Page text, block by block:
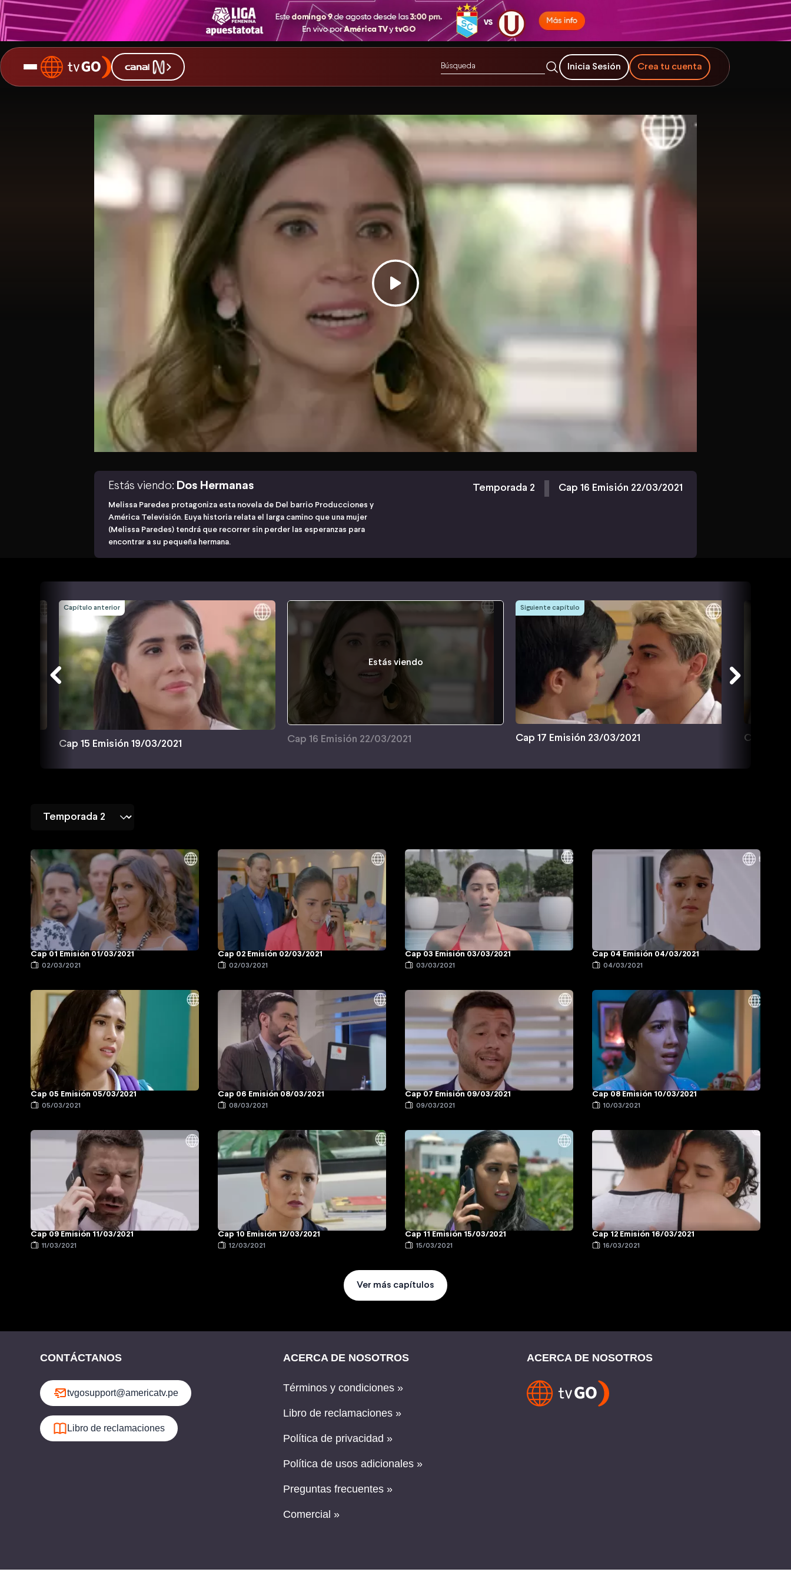
Inicia Sesión Crea tu cuenta
Estás viendo: Dos Hermanas
Melissa Paredes protagoniza esta novela de Del barrio Producciones y
América Televisión. Euya historia relata el larga camino que una mujer
(Melissa Paredes) tendrá que recorrer sin perder las esperanzas para
encontrar a su pequeña hermana.
Temporada 2 Cap 16 Emisión 22/03/2021
Capítulo anterior
Cap 15 Emisión 19/03/2021
Estás viendo
Cap 16 Emisión 22/03/2021
Siguiente capítulo
Cap 17 Emisión 23/03/2021 Cap 18
Cap 01 Emisión 01/03/2021
02/03/2021
Cap 02 Emisión 02/03/2021
02/03/2021
Cap 03 Emisión 03/03/2021
03/03/2021
Cap 04 Emisión 04/03/2021
04/03/2021
Cap 05 Emisión 05/03/2021
05/03/2021
Cap 06 Emisión 08/03/2021
08/03/2021
Cap 07 Emisión 09/03/2021
09/03/2021
Cap 08 Emisión 10/03/2021
10/03/2021
Cap 09 Emisión 11/03/2021
11/03/2021
Cap 10 Emisión 12/03/2021
12/03/2021
Cap 11 Emisión 15/03/2021
15/03/2021
Cap 12 Emisión 16/03/2021
16/03/2021
Ver más capítulos
CONTÁCTANOS
tvgosupport@americatv.pe
Libro de reclamaciones
ACERCA DE NOSOTROS
Términos y condiciones »
Libro de reclamaciones »
Política de privacidad »
Política de usos adicionales »
Preguntas frecuentes »
Comercial »
ACERCA DE NOSOTROS